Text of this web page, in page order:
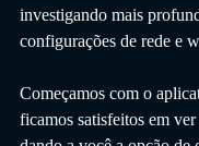
investigando mais
configurações de rede e
Começamos com o
ficamos satisfeitos em